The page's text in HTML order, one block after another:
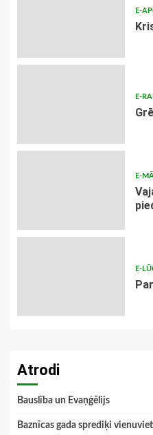
E-
E-
E-
E-
Atrodi
Bauslība un Evaņģēlijs
Baznīcas gada sprediķi vienuviet